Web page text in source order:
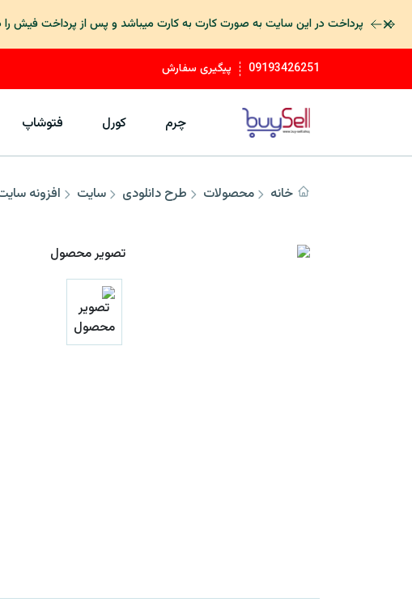
اگر سفارشات قدیم خود را در پنل کاربری مشاهده نمیکنید در تلگرام پیامرد کردن
09193426251 پیگیری سفارش
چرم کورل فتوشاپ
خانه محصولات طرح دانلودی سایت افزونه